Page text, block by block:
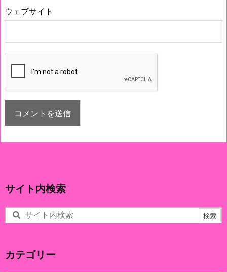
ウェブサイト
サイト内検索
カテゴリー